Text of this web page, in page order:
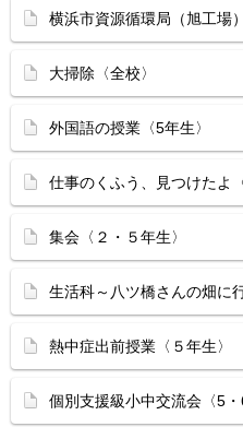
横浜市資源循環局（旭工場
大掃除〈全校〉
外国語の授業〈5年生〉
仕事のくふう、見つけたよ
集会〈２・５年生〉
生活科～八ツ橋さんの畑に
熱中症出前授業〈５年生〉
個別支援級小中交流会〈5・